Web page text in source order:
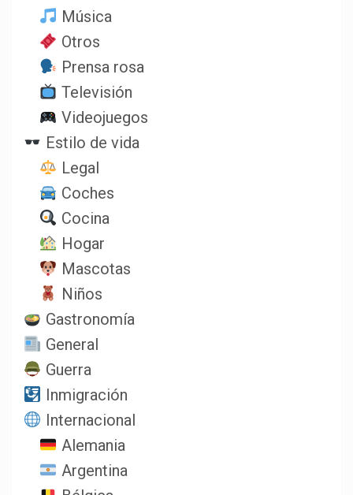
Música
Otros
Prensa rosa
Televisión
Videojuegos
Estilo de vida
Legal
Coches
Cocina
Hogar
Mascotas
Niños
Gastronomía
General
Guerra
Inmigración
Internacional
Alemania
Argentina